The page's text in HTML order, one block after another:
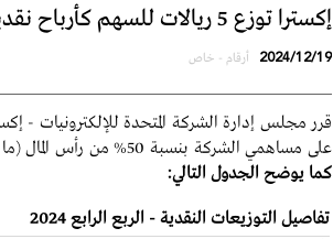
إكسترا توزع 5 ريالات للسهم كأرباح نقدية استثنائية عن الربع الرابع 2024
2024/12/19 أرقام - خاص
قرر مجلس إدارة الشركة المتحدة للإلكترونيات -
على مساهمي الشركة بنسبة 50% من رأس المال (ما يعادل 5 ريالات للسهم)، كأرباح عن الربع الرابع لعام 2024،
كما يوضح الجدول التالي:
تفاصيل التوزيعات النقدية - الربع الرابع 2024